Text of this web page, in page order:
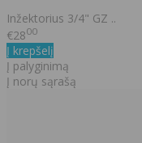
Inžektorius 3/4" GZ ..
€2800
Į krepšelį
Į palyginimą
Į norų sąrašą